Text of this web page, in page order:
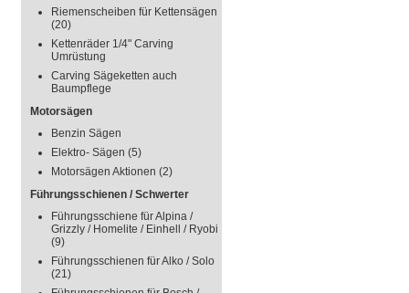
Riemenscheiben für Kettensägen
(20)
Kettenräder 1/4" Carving
Umrüstung
Carving Sägeketten auch
Baumpflege
Motorsägen
Benzin Sägen
Elektro- Sägen (5)
Motorsägen Aktionen (2)
Führungsschienen / Schwerter
Führungsschiene für Alpina /
Grizzly / Homelite / Einhell / Ryobi
(9)
Führungsschienen für Alko / Solo
(21)